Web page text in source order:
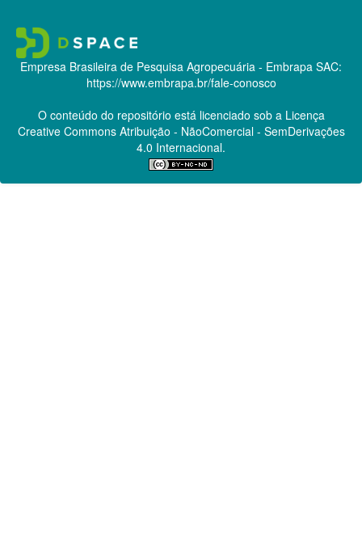
Empresa Brasileira de Pesquisa Agropecuária - Embrapa SAC:
https://www.embrapa.br/fale-conosco
O conteúdo do repositório está licenciado sob a Licença
Creative CommonsAtribuição - NãoComercial - SemDerivações
4.0 Internacional.